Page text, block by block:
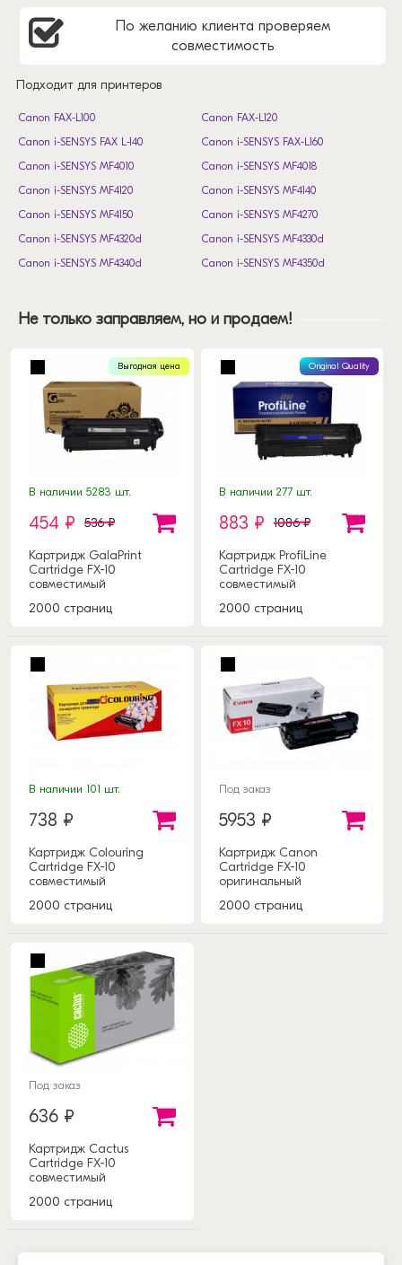
По желанию клиента проверяем
совместимость
Подходит для принтеров
Canon FAX-L100
Canon FAX-L120
Canon i-SENSYS FAX L-140
Canon i-SENSYS FAX-L160
Canon i-SENSYS MF4010
Canon i-SENSYS MF4018
Canon i-SENSYS MF4120
Canon i-SENSYS MF4140
Canon i-SENSYS MF4150
Canon i-SENSYS MF4270
Canon i-SENSYS MF4320d
Canon i-SENSYS MF4330d
Canon i-SENSYS MF4340d
Canon i-SENSYS MF4350d
Canon i-SENSYS MF4660PL
Canon i-SENSYS MF4690PL
Не только заправляем, но и продаем!
Выгодная цена
В наличии 5283 шт.
454 ₽ 536 ₽
Картридж GalaPrint
Cartridge FX-10
совместимый
2000 страниц
Original Quality
В наличии 277 шт.
883 ₽ 1086 ₽
Картридж ProfiLine
Cartridge FX-10
совместимый
2000 страниц
В наличии 101 шт.
738 ₽
Картридж Colouring
Cartridge FX-10
совместимый
2000 страниц
Под заказ
5953 ₽
Картридж Canon
Cartridge FX-10
оригинальный
2000 страниц
Под заказ
636 ₽
Картридж Cactus
Cartridge FX-10
совместимый
2000 страниц